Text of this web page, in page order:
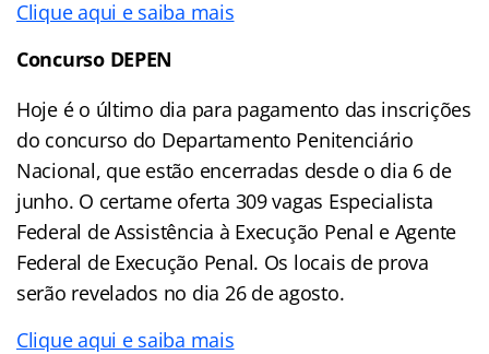
Clique aqui e saiba mais
Concurso DEPEN
Hoje é o último dia para pagamento das inscrições
do concurso do Departamento Penitenciário
Nacional, que estão encerradas desde o dia 6 de
junho. O certame oferta 309 vagas Especialista
Federal de Assistência à Execução Penal e Agente
Federal de Execução Penal. Os locais de prova
serão revelados no dia 26 de agosto.
Clique aqui e saiba mais